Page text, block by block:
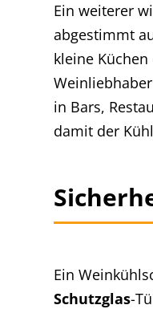
Ein weiterer
abgestimmt
kleine
in Bars,
damit der
Ein
Schutzglas-